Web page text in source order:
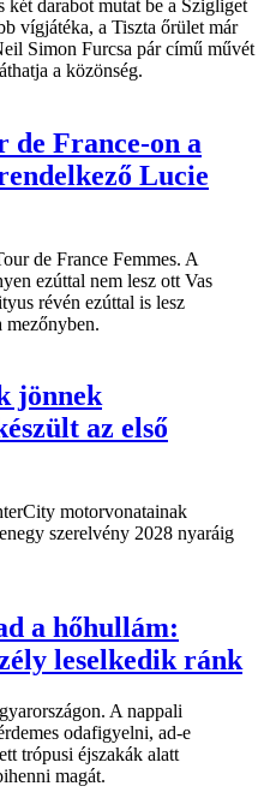
két darabot mutat be a Szigliget
vígjátéka, a Tiszta őrület már
Simon Furcsa pár című művét
a közönség.
de France-on a
Lucie
de France Femmes. A
ezúttal nem lesz ott Vas
révén ezúttal is lesz
mezőnyben.
jönnek
az első
motorvonatainak
szerelvény 2028 nyaráig
a hőhullám:
leselkedik ránk
A nappali
odafigyelni, ad-e
trópusi éjszakák alatt
magát.